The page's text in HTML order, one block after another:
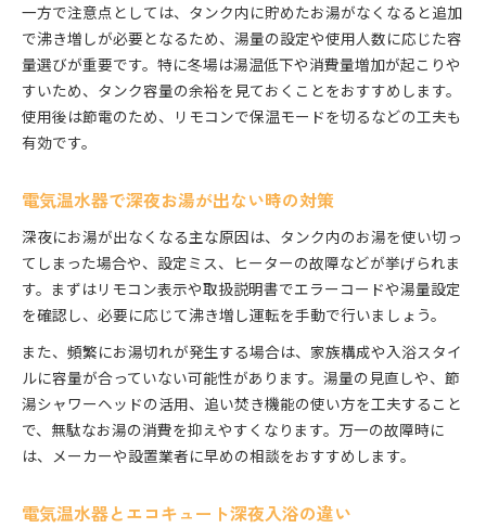
一方で注意点としては、タンク内に貯めたお湯がなくなると追加
で沸き増しが必要となるため、湯量の設定や使用人数に応じた容
量選びが重要です。特に冬場は湯温低下や消費量増加が起こりや
すいため、タンク容量の余裕を見ておくことをおすすめします。
使用後は節電のため、リモコンで保温モードを切るなどの工夫も
有効です。
電気温水器で深夜お湯が出ない時の対策
深夜にお湯が出なくなる主な原因は、タンク内のお湯を使い切っ
てしまった場合や、設定ミス、ヒーターの故障などが挙げられま
す。まずはリモコン表示や取扱説明書でエラーコードや湯量設定
を確認し、必要に応じて沸き増し運転を手動で行いましょう。
また、頻繁にお湯切れが発生する場合は、家族構成や入浴スタイ
ルに容量が合っていない可能性があります。湯量の見直しや、節
湯シャワーヘッドの活用、追い焚き機能の使い方を工夫すること
で、無駄なお湯の消費を抑えやすくなります。万一の故障時に
は、メーカーや設置業者に早めの相談をおすすめします。
電気温水器とエコキュート深夜入浴の違い